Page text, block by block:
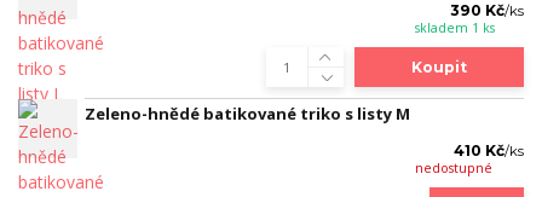
390 Kč/ks
skladem 1 ks
Koupit
Zeleno-hnědé batikované triko s listy M
410 Kč/ks
nedostupné